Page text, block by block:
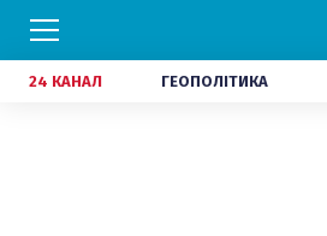
24 КАНАЛ ГЕОПОЛІТИКА